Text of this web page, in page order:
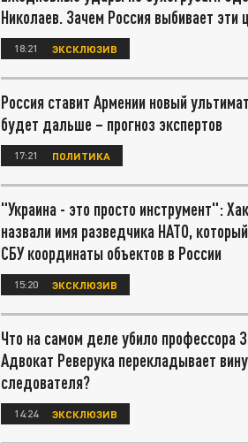
Николаев. Зачем Россия выбивает эти
18:21 ЭКСКЛЮЗИВ
Россия ставит Армении новый
будет дальше – прогноз экспертов
17:21 ПОЛИТИКА
"Украина - это просто инструмент":
назвали имя разведчика НАТО,
СБУ координаты объектов в России
15:20 ЭКСКЛЮЗИВ
Что на самом деле убило профессора
Адвокат Реверука перекладывает
следователя?
14:24 ЭКСКЛЮЗИВ